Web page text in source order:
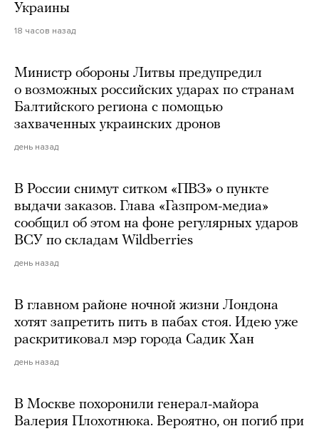
Украины
18 часов назад
Министр обороны Литвы предупредил
о возможных российских ударах по странам
Балтийского региона с помощью
захваченных украинских дронов
день назад
В России снимут ситком «ПВЗ» о пункте
выдачи заказов. Глава «Газпром-медиа»
сообщил об этом на фоне регулярных ударов
ВСУ по складам Wildberries
день назад
В главном районе ночной жизни Лондона
хотят запретить пить в пабах стоя. Идею уже
раскритиковал мэр города Садик Хан
день назад
В Москве похоронили генерал-майора
Валерия Плохотнюка. Вероятно, он погиб при